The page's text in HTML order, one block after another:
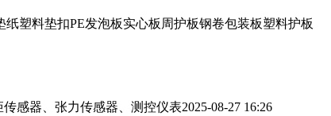
塑料垫扣PE发泡板实心板周护板钢卷包装板塑料护板
感器、张力传感器、测控仪表2025-08-27 16:26